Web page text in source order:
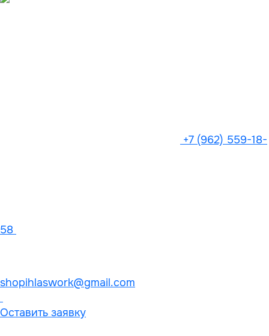
+7 (962) 559-18-
58
shopihlaswork@gmail.com
Оставить заявку